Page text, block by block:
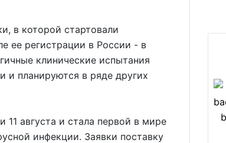
в которой стартовали
ее регистрации в России - в
клинические испытания
и планируются в ряде других
11 августа и стала первой в мире
инфекции. Заявки поставку